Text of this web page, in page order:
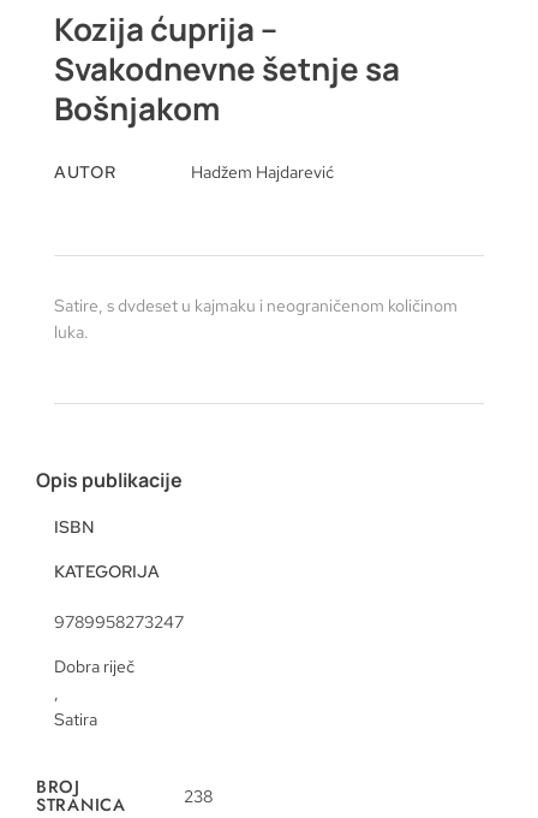
Kozija ćuprija –
Svakodnevne šetnje sa
Bošnjakom
AUTOR Hadžem Hajdarević
Satire, s dvdeset u kajmaku i neograničenom količinom
luka.
Opis publikacije
ISBN
KATEGORIJA
9789958273247
Dobra riječ
,
Satira
BROJ
STRANICA 238